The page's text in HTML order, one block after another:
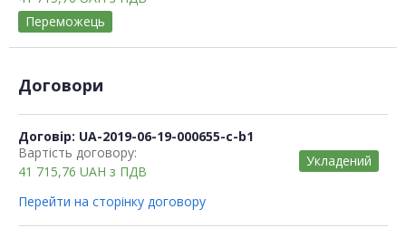
Переможець
Договори
Договір: UA-2019-06-19-000655-c-b1
Вартість договору:
41 715,76 UAH з ПДВ
Укладений
Перейти на сторінку договору